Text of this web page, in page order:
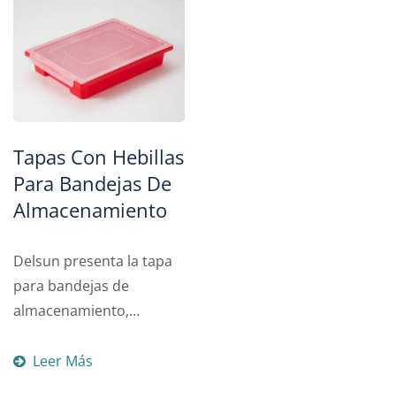
Tapas Con Hebillas
Para Bandejas De
Almacenamiento
Delsun presenta la tapa
para bandejas de
almacenamiento,
proporcionar un cierre...
Leer Más